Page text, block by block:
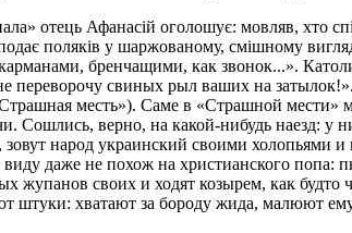
отець Афанасій оголошує: мовляв, хто
поляків у шаржованому, смішному
бренчащими, как звонок...».
переворочу свиных рыл ваших на
месть»). Саме в «Страшной мести»
Сошлись, верно, на какой-нибудь наезд:
народ украинский своими холопьями
даже не похож на христианского попа:
жупанов своих и ходят козырем, как будто
хватают за бороду жида, малюют ему